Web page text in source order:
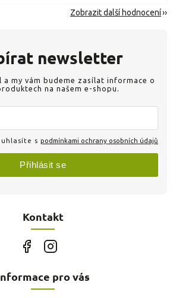
Zobrazit další hodnocení
Kontakt
newsletter
a my vám budeme zasílat informace o
na našem e-shopu.
s podmínkami ochrany osobních údajů
Přihlásit se
pro vás